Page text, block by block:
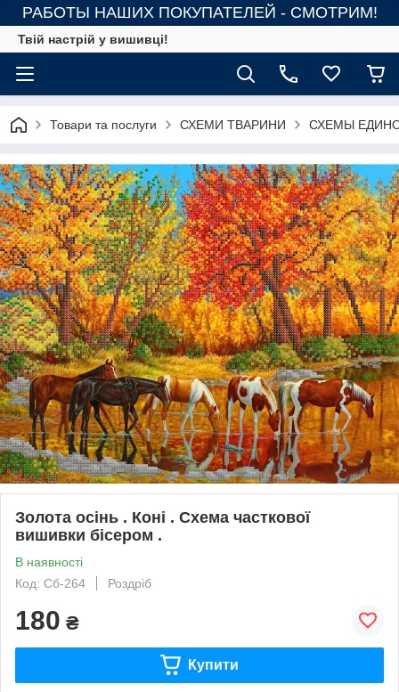
РАБОТЫ НАШИХ ПОКУПАТЕЛЕЙ - СМОТРИМ!
Твій настрій у вишивці!
Товари та послуги СХЕМИ ТВАРИНИ СХЕМЫ
Золота осінь . Коні . Схема часткової
вишивки бісером .
В наявності
Код: Сб-264
Роздріб
180 ₴
Купити